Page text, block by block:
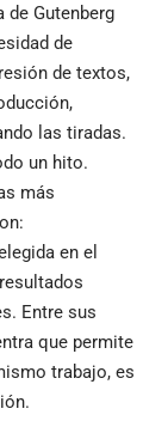
de Gutenberg
de
de textos,
las tiradas.
un hito.
más
en el
Entre sus
que permite
trabajo, es